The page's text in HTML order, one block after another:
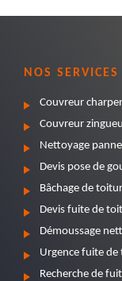
NOS SERVICES
Couvreur
Couvreur
Nettoyage
Devis pose de
Bâchage de
Devis fuite de
Démoussage
Urgence fuite
Recherche de